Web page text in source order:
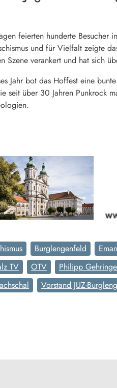
feierten hunderte Besucher
und für Vielfalt zeigte
Szene verankert und hat sich
Jahr bot das Hoffest eine
seit über 30 Jahren Punkrock
Burglengenfeld
TV
OTV Philipp
Vorstand JUZ-